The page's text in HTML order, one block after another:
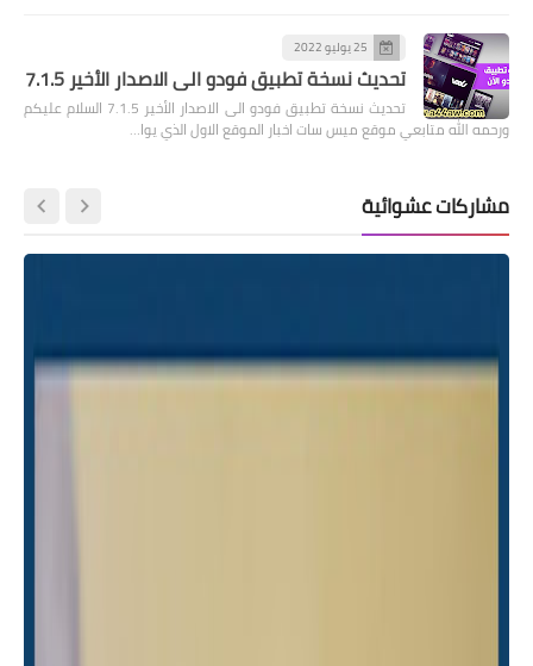
25 يوليو 2022
تحديث نسخة تطبيق فودو الى الاصدار الأخير 7.1.5
تحديث نسخة تطبيق فودو الى الاصدار الأخير 7.1.5 السلام عليكم
ورحمه الله متابعي موقع ميس سات اخبار الموقع الاول الذي يوا…
مشاركات عشوائية